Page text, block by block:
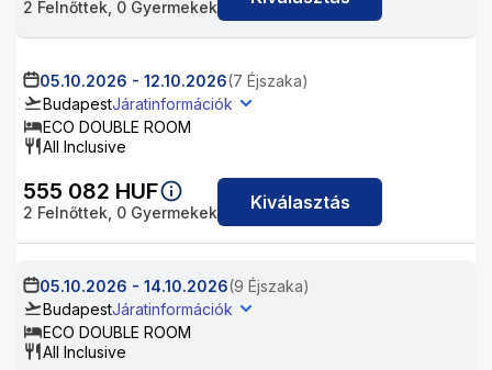
2 Felnőttek, 0 Gyermekek
05.10.2026 - 12.10.2026(7 Éjszaka)
BudapestJáratinformációk
ECO DOUBLE ROOM
All Inclusive
555 082 HUF
2 Felnőttek, 0 Gyermekek Kiválasztás
05.10.2026 - 14.10.2026(9 Éjszaka)
BudapestJáratinformációk
ECO DOUBLE ROOM
All Inclusive